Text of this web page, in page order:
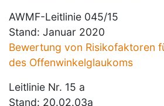
AWMF-Leitlinie 045/15
Stand: Januar 2020
Bewertung von Risikofaktoren
des Offenwinkelglaukoms
Leitlinie Nr. 15 a
Stand: 20.02.03a